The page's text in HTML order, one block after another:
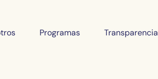
Programas Transparencia